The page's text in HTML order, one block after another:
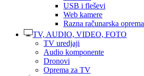
USB i fleševi
Web kamere
Razna računarska oprema
TV, AUDIO, VIDEO, FOTO
TV uredjaji
Audio komponente
Dronovi
Oprema za TV